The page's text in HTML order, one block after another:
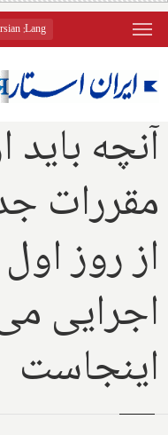
Lang
: Persian
مقررات
اجرایی
اینجاست